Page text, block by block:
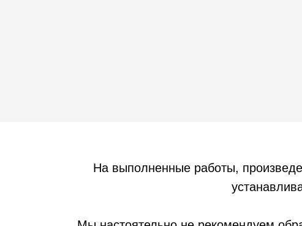
На выполненные работы,